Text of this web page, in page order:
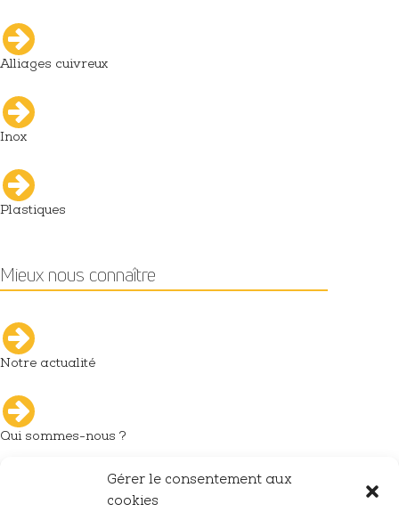
Gérer le consentement aux
cookies
Alliages cuivreux
Inox
Plastiques
Mieux nous connaître
Notre actualité
Qui sommes-nous ?
L'industrie du décolletage